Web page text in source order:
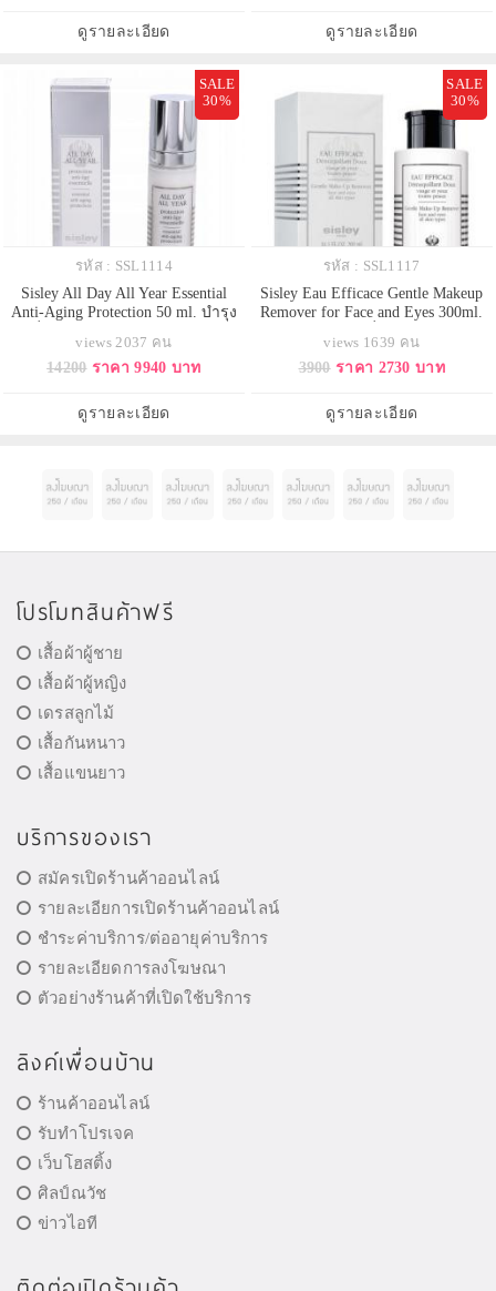
เนียน ไร้ร่องรอยเหนื่อยล้า ภายใน
เวลาเพียง 10 นาที
ดูรายละเอียด
อาการถุงใต้ตาหมองคล้ำ บวม ลดลง
อย่างเห็นได้ชัด
ดูรายละเอียด
SALE
30%
รหัส : SSL1114
Sisley All Day All Year Essential
Anti-Aging Protection 50 ml. บำรุง
ทั้งวัน ตลอดทั้งปี เซรั่มสูตรเข้มข้น
จาก Sisley เหมาะสำหรับผิวที่
ด้วยส่วนผสมสูตรพิเศษจากธ
views 2037 คน
14200 ราคา 9940 บาท
ดูรายละเอียด
SALE
30%
รหัส : SSL1117
Sisley Eau Efficace Gentle Makeup
Remover for Face and Eyes 300ml.
เมคอัพสูตรอ่อนโยนสูตรน้ำ ทำความ
สะอาดเมคอัพ แบบ 3 in 1 : เช็ด
ใบหน้า, รวมถึงรอบดวงตา พร้อม
ปรับสภาพผิวแบบโทนเนอร์ในตัวเพ
views 1639 คน
3900 ราคา 2730 บาท
ดูรายละเอียด
โปรโมทสินค้าฟรี
เสื้อผ้าผู้ชาย
เสื้อผ้าผู้หญิง
เดรสลูกไม้
เสื้อกันหนาว
เสื้อแขนยาว
บริการของเรา
สมัครเปิดร้านค้าออนไลน์
รายละเอียการเปิดร้านค้าออนไลน์
ชำระค่าบริการ/ต่ออายุค่าบริการ
รายละเอียดการลงโฆษณา
ตัวอย่างร้านค้าที่เปิดใช้บริการ
ลิงค์เพื่อนบ้าน
ร้านค้าออนไลน์
รับทำโปรเจค
เว็บโฮสติ้ง
ศิลป์ณวัช
ข่าวไอที